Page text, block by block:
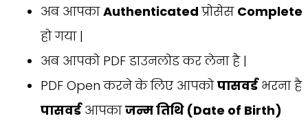
अब आपकाAuthenticatedप्रोसेस Complete
हो गया |
अब आपको PDF डाउनलोड कर लेना है |
PDF Open करने के लिए आपकोपासवर्डभरना है
पासवर्डआपकाजन्म तिथि (Date of Birth)